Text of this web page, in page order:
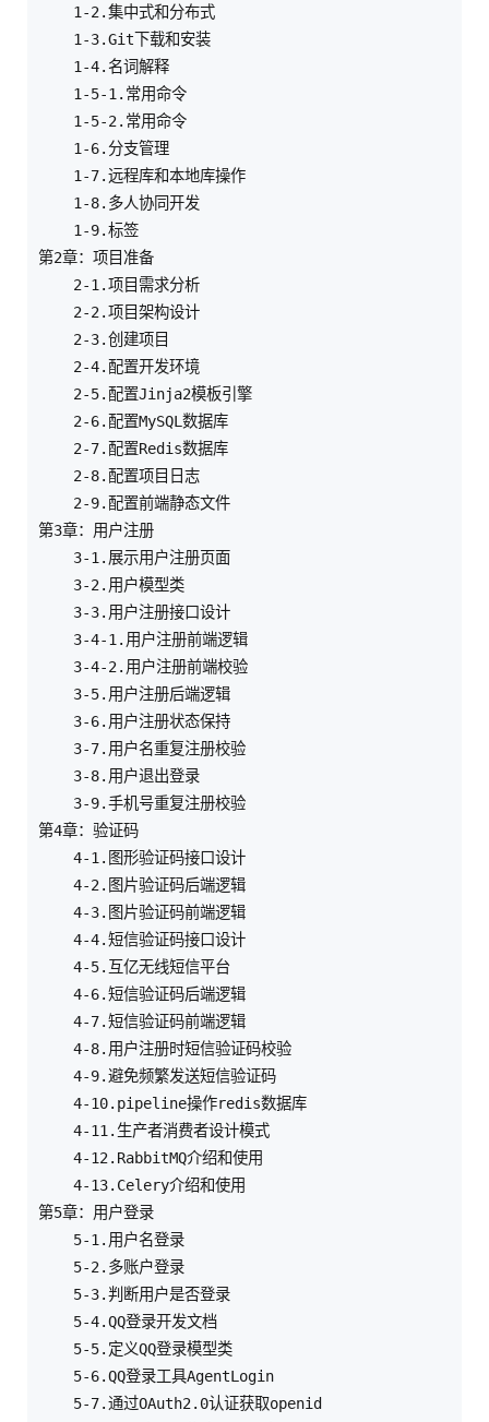
    1-2.集中式和分布式
    1-3.Git下载和安装
    1-4.名词解释
    1-5-1.常用命令
    1-5-2.常用命令
    1-6.分支管理
    1-7.远程库和本地库操作
    1-8.多人协同开发
    1-9.标签
第2章：项目准备
    2-1.项目需求分析
    2-2.项目架构设计
    2-3.创建项目
    2-4.配置开发环境
    2-5.配置Jinja2模板引擎
    2-6.配置MySQL数据库
    2-7.配置Redis数据库
    2-8.配置项目日志
    2-9.配置前端静态文件
第3章：用户注册
    3-1.展示用户注册页面
    3-2.用户模型类
    3-3.用户注册接口设计
    3-4-1.用户注册前端逻辑
    3-4-2.用户注册前端校验
    3-5.用户注册后端逻辑
    3-6.用户注册状态保持
    3-7.用户名重复注册校验
    3-8.用户退出登录
    3-9.手机号重复注册校验
第4章：验证码
    4-1.图形验证码接口设计
    4-2.图片验证码后端逻辑
    4-3.图片验证码前端逻辑
    4-4.短信验证码接口设计
    4-5.互亿无线短信平台
    4-6.短信验证码后端逻辑
    4-7.短信验证码前端逻辑
    4-8.用户注册时短信验证码校验
    4-9.避免频繁发送短信验证码
    4-10.pipeline操作redis数据库
    4-11.生产者消费者设计模式
    4-12.RabbitMQ介绍和使用
    4-13.Celery介绍和使用
第5章：用户登录
    5-1.用户名登录
    5-2.多账户登录
    5-3.判断用户是否登录
    5-4.QQ登录开发文档
    5-5.定义QQ登录模型类
    5-6.QQ登录工具AgentLogin
    5-7.通过OAuth2.0认证获取openid